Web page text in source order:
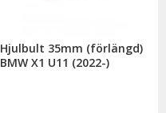
Hjulbult 35mm (förlängd)
BMW X1 U11 (2022-)